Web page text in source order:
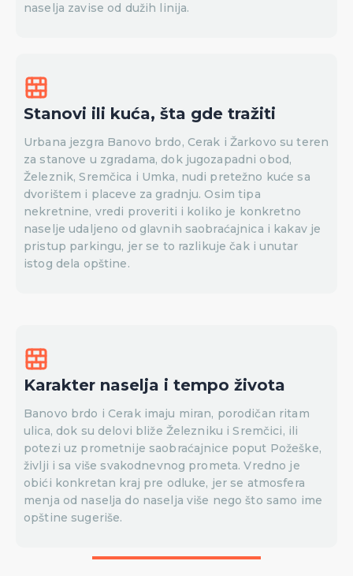
naselja zavise od dužih linija.
Stanovi ili kuća, šta gde tražiti
Urbana jezgra Banovo brdo, Cerak i Žarkovo su teren
za stanove u zgradama, dok jugozapadni obod,
Železnik, Sremčica i Umka, nudi pretežno kuće sa
dvorištem i placeve za gradnju. Osim tipa
nekretnine, vredi proveriti i koliko je konkretno
naselje udaljeno od glavnih saobraćajnica i kakav je
pristup parkingu, jer se to razlikuje čak i unutar
istog dela opštine.
Karakter naselja i tempo života
Banovo brdo i Cerak imaju miran, porodičan ritam
ulica, dok su delovi bliže Železniku i Sremčici, ili
potezi uz prometnije saobraćajnice poput Požeške,
življi i sa više svakodnevnog prometa. Vredno je
obići konkretan kraj pre odluke, jer se atmosfera
menja od naselja do naselja više nego što samo ime
opštine sugeriše.